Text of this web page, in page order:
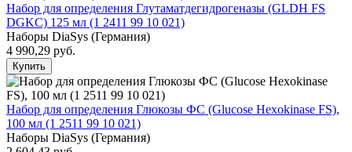
Набор для определения Глутаматдегидрогеназы (GLDH FS
DGKC) 125 мл (1 2411 99 10 021)
Наборы DiaSys (Германия)
4 990,29 руб.
Купить
Набор для определения Глюкозы ФС (Glucose Hexokinase FS),
100 мл (1 2511 99 10 021)
Наборы DiaSys (Германия)